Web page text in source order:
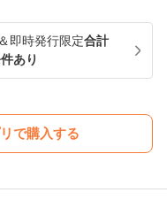
即時発行限定合計
あり
で購入する